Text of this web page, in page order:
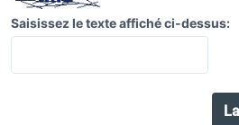
Saisissez le texte affiché ci-dessus: